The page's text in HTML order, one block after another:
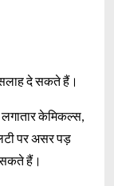
सलाह दे सकते हैं।
केमिकल्स,
पर असर पड़
सकते हैं।